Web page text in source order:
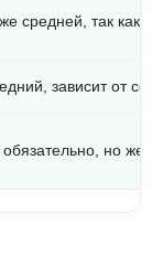
средней, так как
зависит от
но